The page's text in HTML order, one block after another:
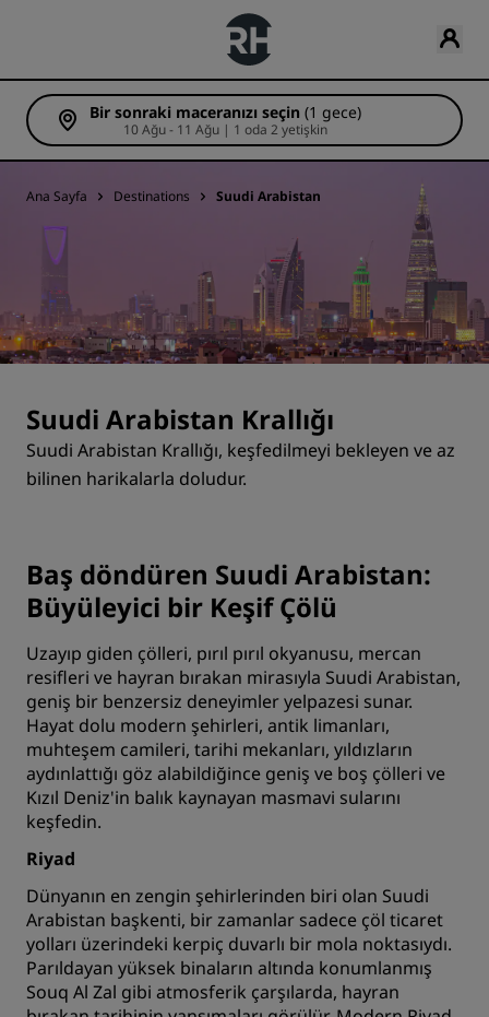
Bir sonraki maceranızı seçin (1 gece)
10 Ağu - 11 Ağu | 1 oda 2 yetişkin
Ana Sayfa Destinations Suudi Arabistan
Suudi Arabistan Krallığı
Suudi Arabistan Krallığı, keşfedilmeyi bekleyen ve az
bilinen harikalarla doludur.
Baş döndüren Suudi Arabistan:
Büyüleyici bir Keşif Çölü
Uzayıp giden çölleri, pırıl pırıl okyanusu, mercan
resifleri ve hayran bırakan mirasıyla Suudi Arabistan,
geniş bir benzersiz deneyimler yelpazesi sunar.
Hayat dolu modern şehirleri, antik limanları,
muhteşem camileri, tarihi mekanları, yıldızların
aydınlattığı göz alabildiğince geniş ve boş çölleri ve
Kızıl Deniz'in balık kaynayan masmavi sularını
keşfedin.
Riyad
Dünyanın en zengin şehirlerinden biri olan Suudi
Arabistan başkenti, bir zamanlar sadece çöl ticaret
yolları üzerindeki kerpiç duvarlı bir mola noktasıydı.
Parıldayan yüksek binaların altında konumlanmış
Souq Al Zal gibi atmosferik çarşılarda, hayran